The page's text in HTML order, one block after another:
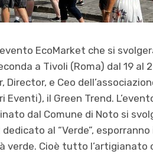
EcoMarket che si
a Tivoli (Roma) dal 19 al
Director, e Ceo
Eventi), il Green Trend.
dal Comune di Noto si
al “Verde”,
verde. Cioè tutto